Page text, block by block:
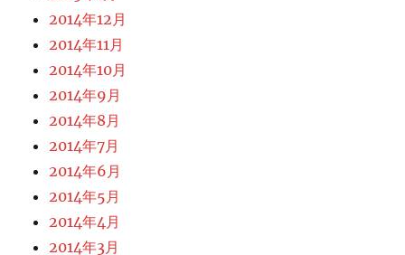
2014年12月
2014年11月
2014年10月
2014年9月
2014年8月
2014年7月
2014年6月
2014年5月
2014年4月
2014年3月